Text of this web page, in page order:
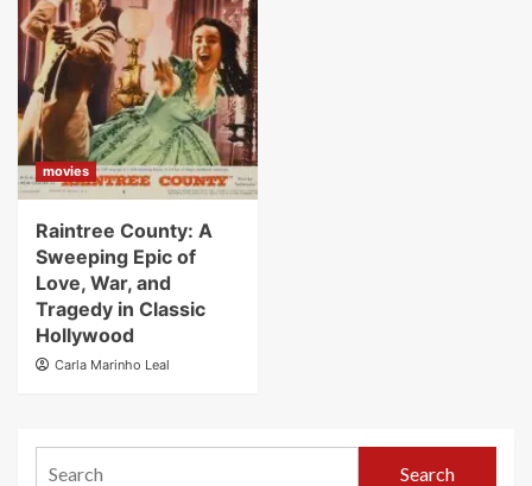
movies
Raintree County: A
Sweeping Epic of
Love, War, and
Tragedy in Classic
Hollywood
Carla Marinho Leal
Search